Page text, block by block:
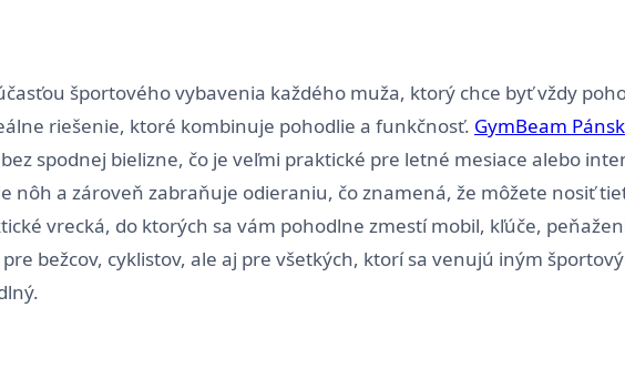
športového vybavenia každého muža, ktorý chce byť vždy
riešenie, ktoré kombinuje pohodlie a funkčnosť. GymBeam
spodnej bielizne, čo je veľmi praktické pre letné mesiace alebo
nôh a zároveň zabraňuje odieraniu, čo znamená, že môžete nosiť
vrecká, do ktorých sa vám pohodlne zmestí mobil, kľúče,
bežcov, cyklistov, ale aj pre všetkých, ktorí sa venujú iným